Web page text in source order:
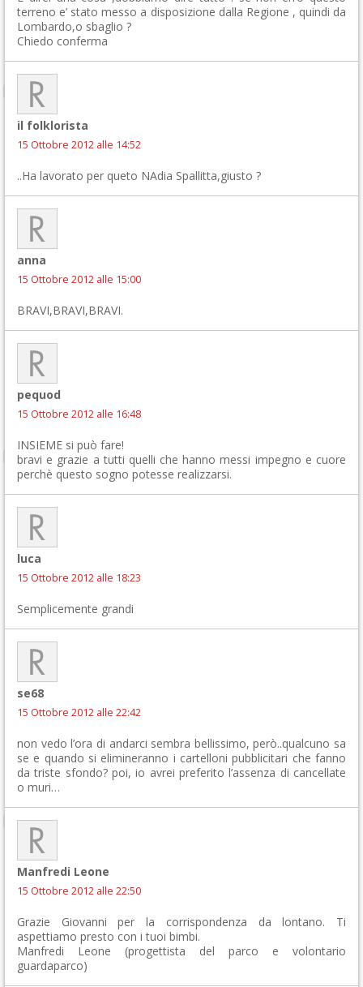
terreno e’ stato messo a disposizione dalla Regione , quindi da
Lombardo,o sbaglio ?
Chiedo conferma
il folklorista
15 Ottobre 2012 alle 14:52
..Ha lavorato per queto NAdia Spallitta,giusto ?
anna
15 Ottobre 2012 alle 15:00
BRAVI,BRAVI,BRAVI.
pequod
15 Ottobre 2012 alle 16:48
INSIEME si può fare!
bravi e grazie a tutti quelli che hanno messi impegno e cuore
perchè questo sogno potesse realizzarsi.
luca
15 Ottobre 2012 alle 18:23
Semplicemente grandi
se68
15 Ottobre 2012 alle 22:42
non vedo l’ora di andarci sembra bellissimo, però..qualcuno sa
se e quando si elimineranno i cartelloni pubblicitari che fanno
da triste sfondo? poi, io avrei preferito l’assenza di cancellate
o muri…
Manfredi Leone
15 Ottobre 2012 alle 22:50
Grazie Giovanni per la corrispondenza da lontano. Ti
aspettiamo presto con i tuoi bimbi.
Manfredi Leone (progettista del parco e volontario
guardaparco)